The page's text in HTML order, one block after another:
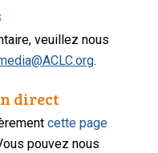
veuillez nous
.
direct
cette page
pouvez nous